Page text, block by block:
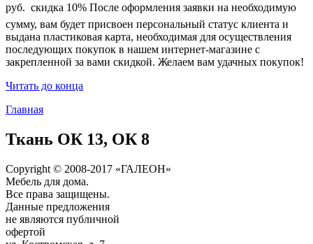
руб.  скидка 10% После оформления заявки на необходимую
сумму, вам будет присвоен персональный статус клиента и
выдана пластиковая карта, необходимая для осуществления
последующих покупок в нашем интернет-магазине с
закрепленной за вами скидкой. Желаем вам удачных покупок!
Читать до конца
Главная
Ткань ОК 13, ОК 8
Copyright © 2008-2017 «ГАЛЕОН»
Мебель для дома.
Все права защищены.
Данные предложения
не являются публичной
офертой